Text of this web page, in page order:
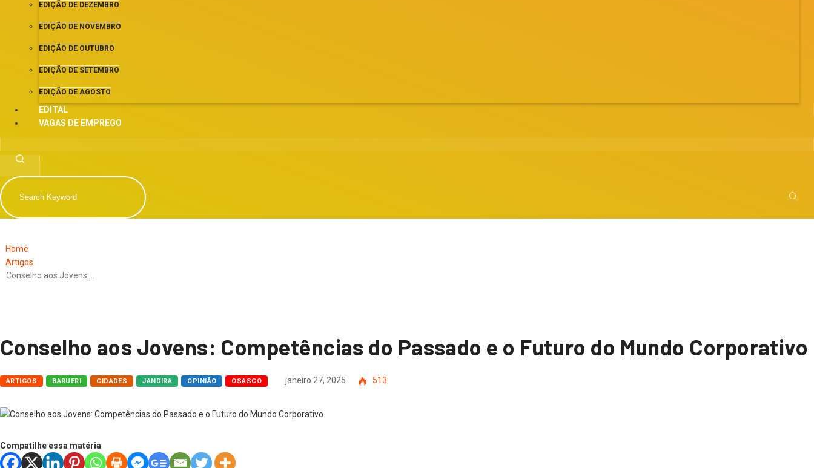
EDIÇÃO DE DEZEMBRO
EDIÇÃO DE NOVEMBRO
EDIÇÃO DE OUTUBRO
EDIÇÃO DE SETEMBRO
EDIÇÃO DE AGOSTO
EDITAL
VAGAS DE EMPREGO
Home
Artigos
Conselho aos Jovens:…
Conselho aos Jovens: Competências do Passado e o Futuro do Mundo Corporativo
ARTIGOS BARUERI CIDADES JANDIRA OPINIÃO OSASCO janeiro 27, 2025 513
Compatilhe essa matéria